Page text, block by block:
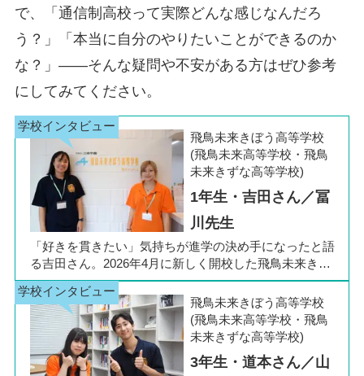
で、「通信制高校って実際どんな感じなんだろ
う？」「本当に自分のやりたいことができるのか
な？」――そんな疑問や不安がある方はぜひ参考
にしてみてください。
飛鳥未来きぼう高等学校
(飛鳥未来高等学校・飛鳥
未来きずな高等学校)
1年生・吉田さん／冨
川先生
「好きを貫きたい」気持ちが進学の決め手になったと語
る吉田さん。2026年4月に新しく開校した飛鳥未来きぼ
う高等学校 柏キャンパスの1年生です。彼女は中学3年
生の公立入試直前に「自分らしく過ごしながら夢に近づ
ける環境を選びたい」と思い、進路変更を決意しまし
た。今回は吉田さん、同キャンパスの冨川先生に、通信
制高校の学校生活の様子や雰囲気、行事について語って
いただきました。お互いの話からは、日々の何気ない会
飛鳥未来きぼう高等学校
(飛鳥未来高等学校・飛鳥
未来きずな高等学校)
3年生・道本さん／山